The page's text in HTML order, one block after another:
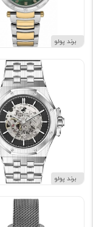
برند پولو
برند پولو